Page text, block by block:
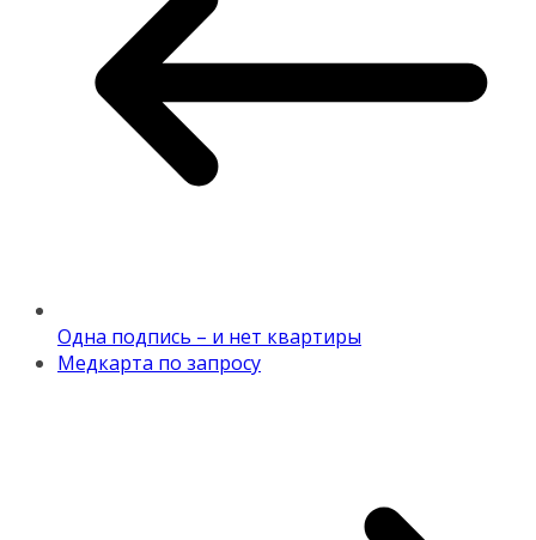
Одна подпись – и нет квартиры
Медкарта по запросу